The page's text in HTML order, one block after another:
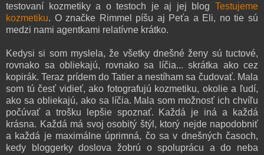
testovaní kozmetiky a o testoch je aj jej blog Testujeme
kozmetiku. O značke Rimmel píšu aj Peťa a Eli, no tie sú
medzi nami agentkami relatívne krátko.
Kedysi si som myslela, že všetky dnešné ženy sú tuctové,
rovnako sa obliekajú, rovnako sa líčia... skrátka ako cez
kopirák. Teraz prídem do Tatier a nestíham sa čudovať. Mala
som tú česť vidieť, ako fotografujú kozmetiku, okolie a ľudí,
ako sa obliekajú, ako sa líčia. Mala som možnosť ich chvíľu
počúvať a trošku lepšie spoznať. Každá je iná a každá
krásna. Každá má svoj osobitý štýl, ktorý nejde napodobniť
a každá je maximálne úprimná, čo sa v dnešných časoch,
kedy bloggerky doslova žobrú o spoluprácu a do neba